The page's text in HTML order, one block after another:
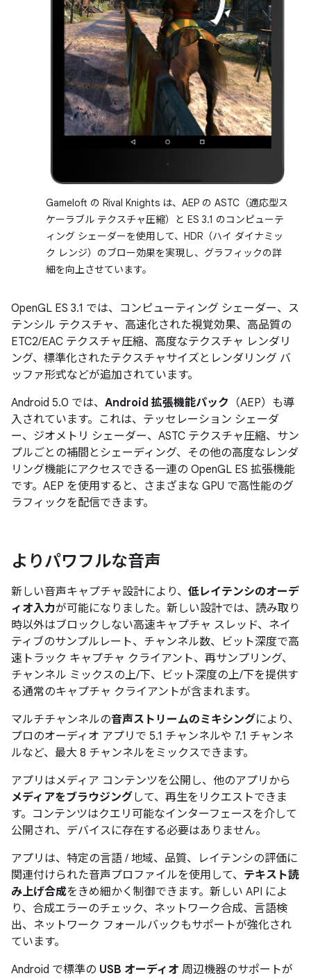
Gameloft の Rival Knights は、AEP の ASTC（適応型ス
ケーラブル テクスチャ圧縮）と ES 3.1 のコンピューテ
ィング シェーダーを使用して、HDR（ハイ ダイナミッ
ク レンジ）のブロー効果を実現し、グラフィックの詳
細を向上させています。
OpenGL ES 3.1 では、コンピューティング シェーダー、ス
テンシル テクスチャ、高速化された視覚効果、高品質の
ETC2/EAC テクスチャ圧縮、高度なテクスチャ レンダリ
ング、標準化されたテクスチャサイズとレンダリング バ
ッファ形式などが追加されています。
Android 5.0 では、 Android 拡張機能パック （AEP）も導
入されています。これは、テッセレーション シェーダ
ー、ジオメトリ シェーダー、ASTC テクスチャ圧縮、サン
プルごとの補間とシェーディング、その他の高度なレンダ
リング機能にアクセスできる一連の OpenGL ES 拡張機能
です。AEP を使用すると、さまざまな GPU で高性能のグ
ラフィックを配信できます。
よりパワフルな音声
新しい音声キャプチャ設計により、 低レイテンシのオーデ
ィオ入力が可能になりました。新しい設計では、読み取り
時以外はブロックしない高速キャプチャ スレッド、ネイ
ティブのサンプルレート、チャンネル数、ビット深度で高
速トラック キャプチャ クライアント、再サンプリング、
チャンネル ミックスの上/下、ビット深度の上/下を提供す
る通常のキャプチャ クライアントが含まれます。
マルチチャンネルの音声ストリームのミキシングにより、
プロのオーディオ アプリで 5.1 チャンネルや 7.1 チャンネ
ルなど、最大 8 チャンネルをミックスできます。
アプリはメディア コンテンツを公開し、他のアプリから
メディアをブラウジング して、再生をリクエストできま
す。コンテンツはクエリ可能なインターフェースを介して
公開され、デバイスに存在する必要はありません。
アプリは、特定の言語 / 地域、品質、レイテンシの評価に
関連付けられた音声プロファイルを使用して、 テキスト読
み上げ合成をきめ細かく制御できます。新しい API によ
り、合成エラーのチェック、ネットワーク合成、言語検
出、ネットワーク フォールバックもサポートが強化され
ています。
Android で標準の USB オーディオ 周辺機器のサポートが